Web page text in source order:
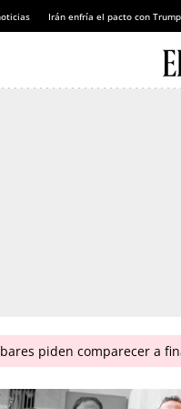
Irán enfría el pacto con Trump
piden comparecer a